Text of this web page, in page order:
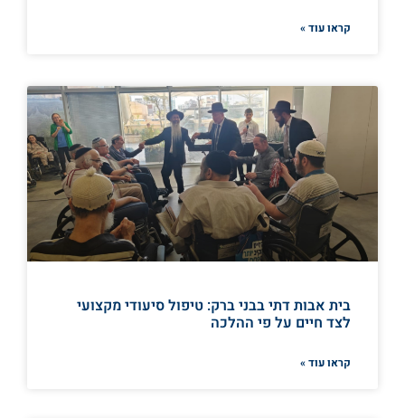
קראו עוד »
בית אבות דתי בבני ברק: טיפול סיעודי מקצועי
לצד חיים על פי ההלכה
קראו עוד »